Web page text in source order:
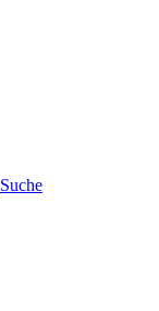
Suche